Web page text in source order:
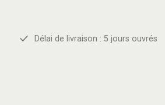
Délai de livraison : 5 jours ouvrés